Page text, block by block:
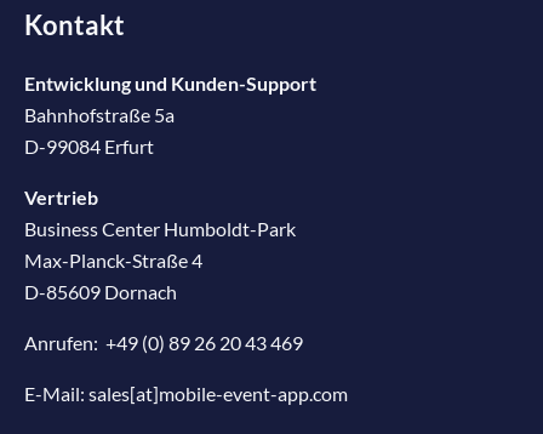
Kontakt
Entwicklung und Kunden-Support
Bahnhofstraße 5a
D-99084 Erfurt
Vertrieb
Business Center Humboldt-Park
Max-Planck-Straße 4
D-85609 Dornach
Anrufen: +49 (0) 89 26 20 43 469
E-Mail: sales[at]mobile-event-app.com